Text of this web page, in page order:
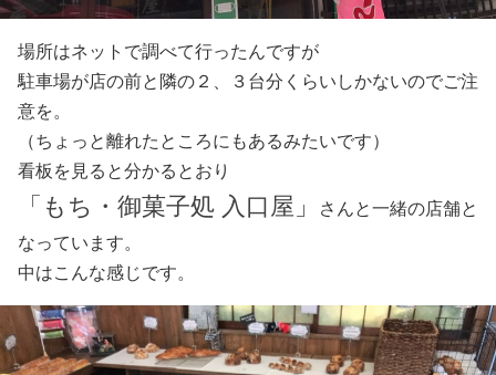
場所はネットで調べて行ったんですが
駐車場が店の前と隣の２、３台分くらいしかないのでご注
意を。
（ちょっと離れたところにもあるみたいです）
看板を見ると分かるとおり
「もち・御菓子処 入口屋」
さんと一緒の店舗と
なっています。
中はこんな感じです。